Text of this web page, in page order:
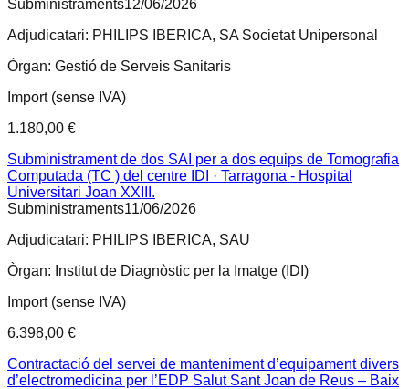
Subministraments12/06/2026
Adjudicatari: PHILIPS IBERICA, SA Societat Unipersonal
Òrgan: Gestió de Serveis Sanitaris
Import (sense IVA)
1.180,00 €
Subministrament de dos SAI per a dos equips de Tomografia
Computada (TC ) del centre IDI · Tarragona - Hospital
Universitari Joan XXIII.
Subministraments11/06/2026
Adjudicatari: PHILIPS IBERICA, SAU
Òrgan: Institut de Diagnòstic per la Imatge (IDI)
Import (sense IVA)
6.398,00 €
Contractació del servei de manteniment d’equipament divers
d’electromedicina per l’EDP Salut Sant Joan de Reus – Baix